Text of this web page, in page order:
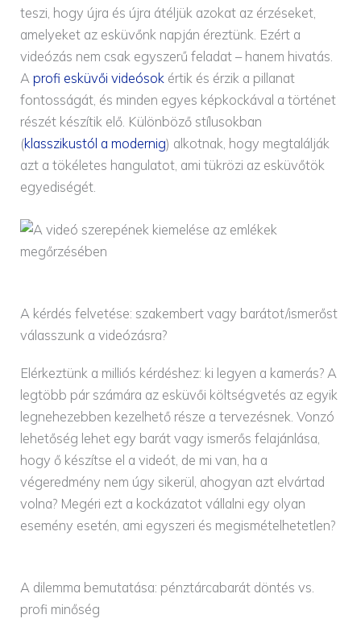
teszi, hogy újra és újra átéljük azokat az érzéseket,
amelyeket az esküvőnk napján éreztünk. Ezért a
videózás nem csak egyszerű feladat – hanem hivatás.
Aprofi esküvői videósok értik és érzik a pillanat
fontosságát, és minden egyes képkockával a történet
részét készítik elő. Különböző stílusokban
(klasszikustól a modernig) alkotnak, hogy megtalálják
azt a tökéletes hangulatot, ami tükrözi az esküvőtök
egyediségét.
A kérdés felvetése: szakembert vagy barátot/ismerőst
válasszunk a videózásra?
Elérkeztünk a milliós kérdéshez: ki legyen a kamerás? A
legtöbb pár számára az esküvői költségvetés az egyik
legnehezebben kezelhető része a tervezésnek. Vonzó
lehetőség lehet egy barát vagy ismerős felajánlása,
hogy ő készítse el a videót, de mi van, ha a
végeredmény nem úgy sikerül, ahogyan azt elvártad
volna? Megéri ezt a kockázatot vállalni egy olyan
esemény esetén, ami egyszeri és megismételhetetlen?
A dilemma bemutatása: pénztárcabarát döntés vs.
profi minőség